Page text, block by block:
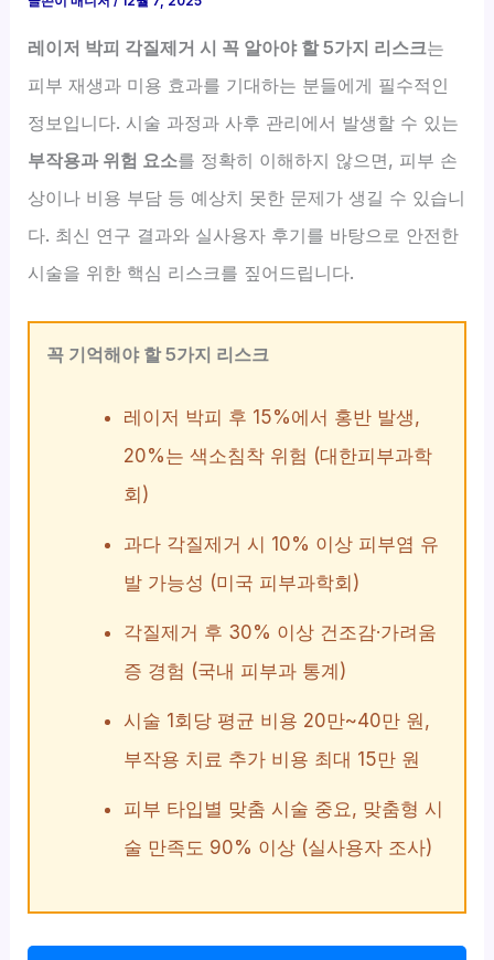
레이저 박피 각질제거 시 꼭 알아야 할 5가지 리스크는
피부 재생과 미용 효과를 기대하는 분들에게 필수적인
정보입니다. 시술 과정과 사후 관리에서 발생할 수 있는
부작용과 위험 요소를 정확히 이해하지 않으면, 피부 손
상이나 비용 부담 등 예상치 못한 문제가 생길 수 있습니
다. 최신 연구 결과와 실사용자 후기를 바탕으로 안전한
시술을 위한 핵심 리스크를 짚어드립니다.
꼭 기억해야 할 5가지 리스크
레이저 박피 후 15%에서 홍반 발생,
20%는 색소침착 위험 (대한피부과학
회)
과다 각질제거 시 10% 이상 피부염 유
발 가능성 (미국 피부과학회)
각질제거 후 30% 이상 건조감·가려움
증 경험 (국내 피부과 통계)
시술 1회당 평균 비용 20만~40만 원,
부작용 치료 추가 비용 최대 15만 원
피부 타입별 맞춤 시술 중요, 맞춤형 시
술 만족도 90% 이상 (실사용자 조사)